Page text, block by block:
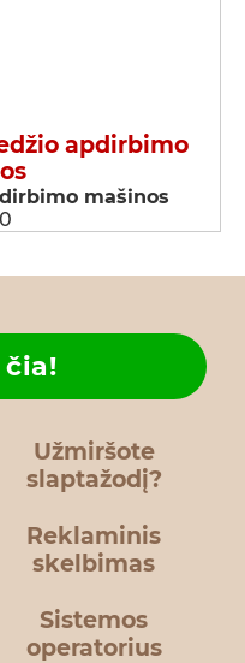
apdirbimo
mašinos
Užmiršote
slaptažodį?
Reklaminis
skelbimas
Sistemos
operatorius